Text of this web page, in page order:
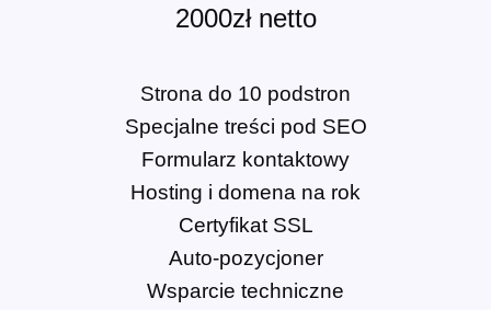
2000zł netto
Strona do 10 podstron
Specjalne treści pod SEO
Formularz kontaktowy
Hosting i domena na rok
Certyfikat SSL
Auto-pozycjoner
Wsparcie techniczne